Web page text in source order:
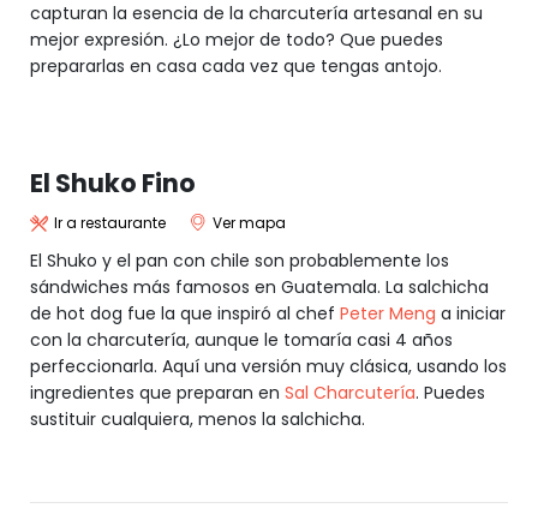
capturan la esencia de la charcutería artesanal en su
mejor expresión. ¿Lo mejor de todo? Que puedes
prepararlas en casa cada vez que tengas antojo.
El Shuko Fino
Ir a restaurante Ver mapa
El Shuko y el pan con chile son probablemente los
sándwiches más famosos en Guatemala. La salchicha
de hot dog fue la que inspiró al chef Peter Meng a iniciar
con la charcutería, aunque le tomaría casi 4 años
perfeccionarla. Aquí una versión muy clásica, usando los
ingredientes que preparan en Sal Charcutería. Puedes
sustituir cualquiera, menos la salchicha.